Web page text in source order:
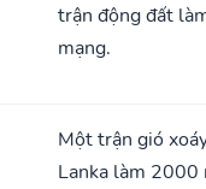
trận động đất
mạng.
Một trận gió
Lanka làm